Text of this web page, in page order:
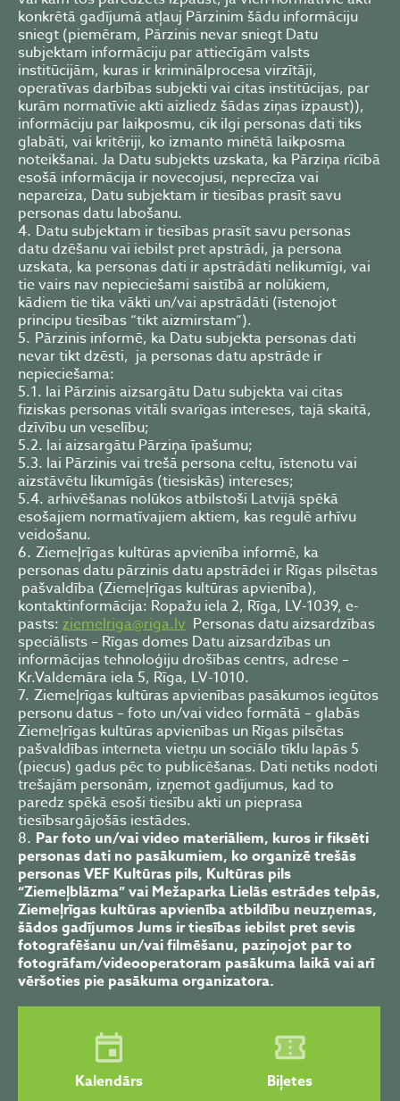
konkrētā gadījumā atļauj Pārzinim šādu informāciju
sniegt (piemēram, Pārzinis nevar sniegt Datu
subjektam informāciju par attiecīgām valsts
institūcijām, kuras ir kriminālprocesa virzītāji,
operatīvas darbības subjekti vai citas institūcijas, par
kurām normatīvie akti aizliedz šādas ziņas izpaust)),
informāciju par laikposmu, cik ilgi personas dati tiks
glabāti, vai kritēriji, ko izmanto minētā laikposma
noteikšanai. Ja Datu subjekts uzskata, ka Pārziņa rīcībā
esošā informācija ir novecojusi, neprecīza vai
nepareiza, Datu subjektam ir tiesības prasīt savu
personas datu labošanu.
Datu subjektam ir tiesības prasīt savu personas
datu dzēšanu vai iebilst pret apstrādi, ja persona
uzskata, ka personas dati ir apstrādāti nelikumīgi, vai
tie vairs nav nepieciešami saistībā ar nolūkiem,
kādiem tie tika vākti un/vai apstrādāti (īstenojot
principu tiesības “tikt aizmirstam”).
Pārzinis informē, ka Datu subjekta personas dati
nevar tikt dzēsti, ja personas datu apstrāde ir
nepieciešama:
5.1. lai Pārzinis aizsargātu Datu subjekta vai citas
fiziskas personas vitāli svarīgas intereses, tajā skaitā,
dzīvību un veselību;
5.2. lai aizsargātu Pārziņa īpašumu;
5.3. lai Pārzinis vai trešā persona celtu, īstenotu vai
aizstāvētu likumīgās (tiesiskās) intereses;
5.4. arhivēšanas nolūkos atbilstoši Latvijā spēkā
esošajiem normatīvajiem aktiem, kas regulē arhīvu
veidošanu.
Ziemeļrīgas kultūras apvienība informē, ka
personas datu pārzinis datu apstrādei ir Rīgas pilsētas
pašvaldība (Ziemeļrīgas kultūras apvienība),
kontaktinformācija: Ropažu iela 2, Rīga, LV-1039, e-
pasts: ziemelriga@riga.lv Personas datu aizsardzības
speciālists – Rīgas domes Datu aizsardzības un
informācijas tehnoloģiju drošības centrs, adrese –
Kr.Valdemāra iela 5, Rīga, LV-1010.
Ziemeļrīgas kultūras apvienības pasākumos iegūtos
personu datus – foto un/vai video formātā – glabās
Ziemeļrīgas kultūras apvienības un Rīgas pilsētas
pašvaldības interneta vietņu un sociālo tīklu lapās 5
(piecus) gadus pēc to publicēšanas. Dati netiks nodoti
trešajām personām, izņemot gadījumus, kad to
paredz spēkā esoši tiesību akti un pieprasa
tiesībsargājošās iestādes.
Par foto un/vai video​​​ materiāliem​, kuros ir fiksēti
personas dati no pasākumiem, ko organizē trešās
personas VEF Kultūras pils, Kultūras pils
“Ziemeļblāzma” vai Mežaparka Lielās estrādestelpās,
Ziemeļrīgas kultūras apvienībaatbildību neuzņemas,
šādos gadījumos Jums ir tiesības iebilst pret sevis
fotografēšanu un/vai filmēšanu, paziņojot par to
fotogrāfam/videooperatoram pasākuma laikā vai arī
vēršoties pie pasākuma organizatora.
Kalendārs Biļetes